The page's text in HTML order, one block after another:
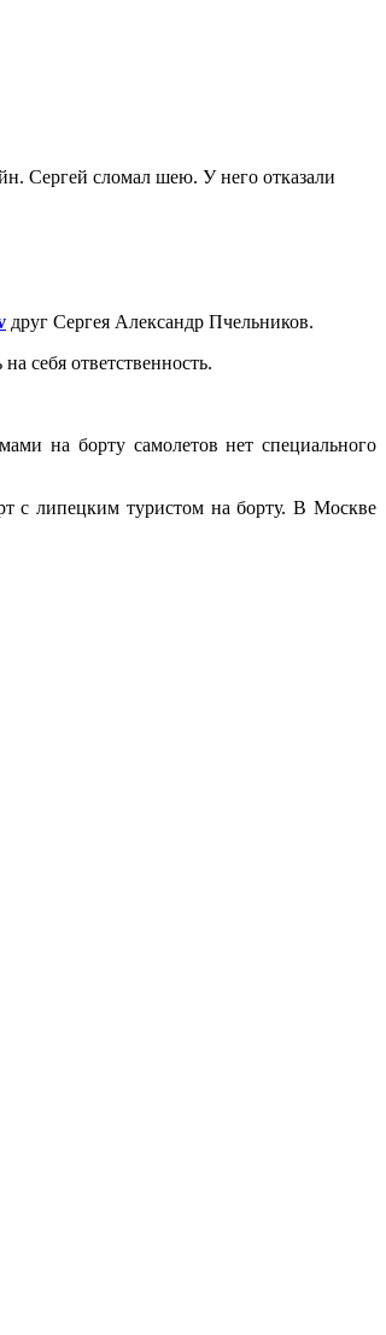
Сергей сломал шею. У него отказали
друг Сергея Александр Пчельников.
себя ответственность.
на борту самолетов нет специального
с липецким туристом на борту. В Москве